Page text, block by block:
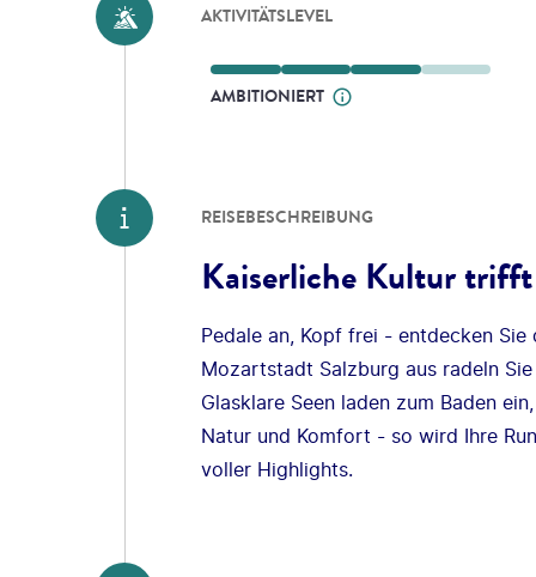
AKTIVITÄTSLEVEL
AMBITIONIERT
REISEBESCHREIBUNG
Kaiserliche Kultur trifft
Pedale an, Kopf frei - entdecken Sie
Mozartstadt Salzburg aus radeln
Glasklare Seen laden zum Baden
Natur und Komfort - so wird Ihre
voller Highlights.